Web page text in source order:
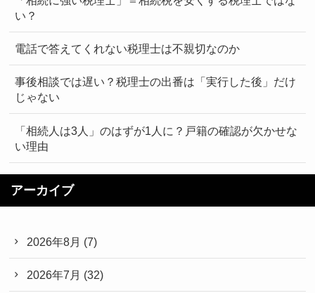
い？
電話で答えてくれない税理士は不親切なのか
事後相談では遅い？税理士の出番は「実行した後」だけ
じゃない
「相続人は3人」のはずが1人に？戸籍の確認が欠かせな
い理由
アーカイブ
2026年8月 (7)
2026年7月 (32)